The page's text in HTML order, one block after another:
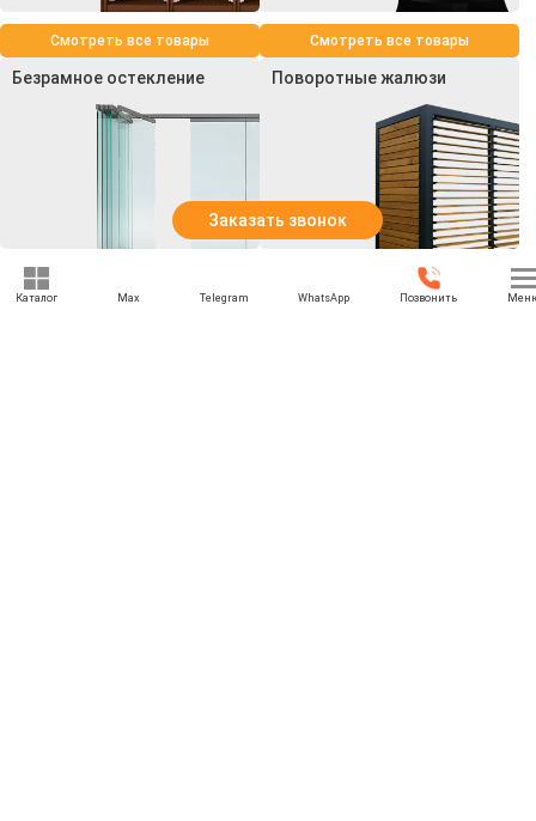
Смотреть все товары Смотреть все товары
Безрамное остекление Поворотные жалюзи
Смотреть все товары
Заказать звонок
Каталог Max Telegram WhatsApp Позвонить